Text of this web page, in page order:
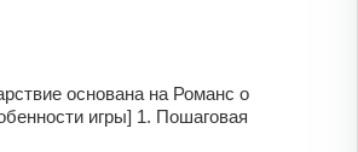
основана на Романс о
игры] 1. Пошаговая